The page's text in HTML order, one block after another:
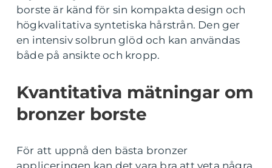
borste är känd för sin kompakta design och
högkvalitativa syntetiska hårstrån. Den ger
en intensiv solbrun glöd och kan användas
både på ansikte och kropp.
Kvantitativa mätningar om
bronzer borste
För att uppnå den bästa bronzer